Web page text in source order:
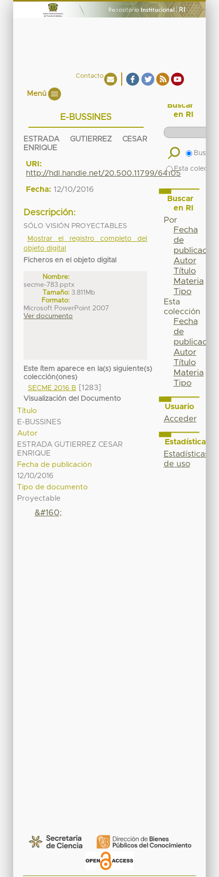
Contacto
Menú
E-BUSSINES
ESTRADA GUTIERREZ CESAR
ENRIQUE
URI:
http://hdl.handle.net/20.500.11799/64105
Fecha: 12/10/2016
Descripción:
SÓLO VISIÓN PROYECTABLES
Mostrar el registro completo del
objeto digital
Ficheros en el objeto digital
Nombre:
secme-783.pptx
Tamaño: 3.811Mb
Formato:
Microsoft PowerPoint 2007
Ver documento
Este ítem aparece en la(s) siguiente(s)
colección(ones)
SECME 2016 B
[1283]
Visualización del Documento
Título
E-BUSSINES
Autor
ESTRADA GUTIERREZ CESAR
ENRIQUE
Fecha de publicación
12/10/2016
Tipo de documento
Proyectable
&#160;
Buscar
en RI
Buscar
Esta
Buscar
en RI
Por
Fecha
de
publicación
Autor
Título
Materia
Tipo
Esta
colección
Fecha
de
publicación
Autor
Título
Materia
Tipo
Usuario
Acceder
Estadísticas
Estadísticas
de uso